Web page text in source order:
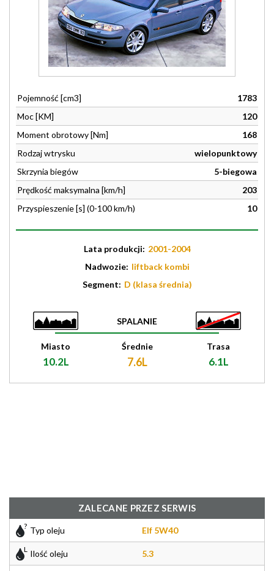
Pojemność [cm3]
1783
Moc [KM]
120
Moment obrotowy [Nm]
168
Rodzaj wtrysku
wielopunktowy
Skrzynia biegów
5-biegowa
Prędkość maksymalna [km/h]
203
Przyspieszenie [s] (0-100 km/h)
10
Lata produkcji: 2001-2004
Nadwozie: liftback kombi
Segment: D (klasa średnia)
SPALANIE
Miasto
10.2L
Średnie
7.6L
Trasa
6.1L
ZALECANE PRZEZ SERWIS
Typ oleju Elf 5W40
Ilość oleju 5.3